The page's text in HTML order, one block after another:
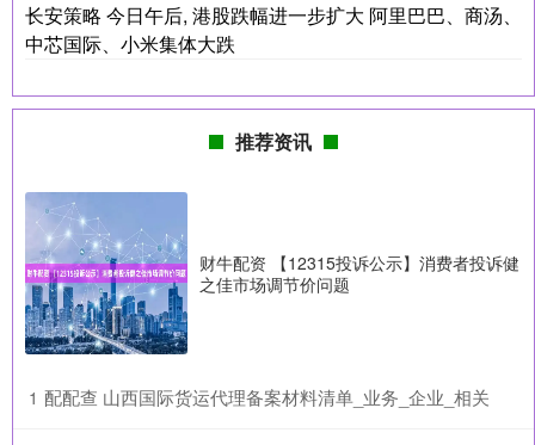
长安策略 今日午后, 港股跌幅进一步扩大 阿里巴巴、商汤、
中芯国际、小米集体大跌
推荐资讯
财牛配资 【12315投诉公示】消费者投诉健
之佳市场调节价问题
1 ​配配查 山西国际货运代理备案材料清单_业务_企业_相关